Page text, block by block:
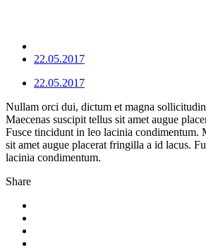
22.05.2017
22.05.2017
Nullam orci dui, dictum et magna
Maecenas suscipit tellus sit amet augue
Fusce tincidunt in leo lacinia condimentum.
sit amet augue placerat fringilla a id lacus.
lacinia condimentum.
Share